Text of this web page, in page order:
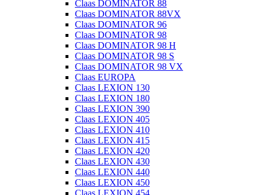
Claas DOMINATOR 88
Claas DOMINATOR 88VX
Claas DOMINATOR 96
Claas DOMINATOR 98
Claas DOMINATOR 98 H
Claas DOMINATOR 98 S
Claas DOMINATOR 98 VX
Claas EUROPA
Claas LEXION 130
Claas LEXION 180
Claas LEXION 390
Claas LEXION 405
Claas LEXION 410
Claas LEXION 415
Claas LEXION 420
Claas LEXION 430
Claas LEXION 440
Claas LEXION 450
Claas LEXION 454